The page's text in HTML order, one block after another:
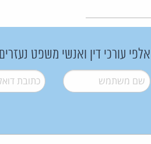
אלפי עורכי דין ואנשי משפט
שם משתמש* דואל*